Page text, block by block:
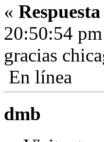
«
20:50:54
gracias
En línea
dmb